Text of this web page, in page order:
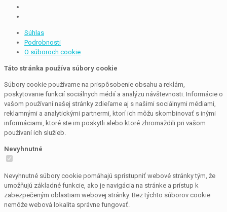
Súhlas
Podrobnosti
O súboroch cookie
Táto stránka používa súbory cookie
Súbory cookie používame na prispôsobenie obsahu a reklám,
poskytovanie funkcií sociálnych médií a analýzu návštevnosti. Informácie o
vašom používaní našej stránky zdieľame aj s našimi sociálnymi médiami,
reklamnými a analytickými partnermi, ktorí ich môžu skombinovať s inými
informáciami, ktoré ste im poskytli alebo ktoré zhromaždili pri vašom
používaní ich služieb.
Nevyhnutné
Nevyhnutné súbory cookie pomáhajú sprístupniť webové stránky tým, že
umožňujú základné funkcie, ako je navigácia na stránke a prístup k
zabezpečeným oblastiam webovej stránky. Bez týchto súborov cookie
nemôže webová lokalita správne fungovať.